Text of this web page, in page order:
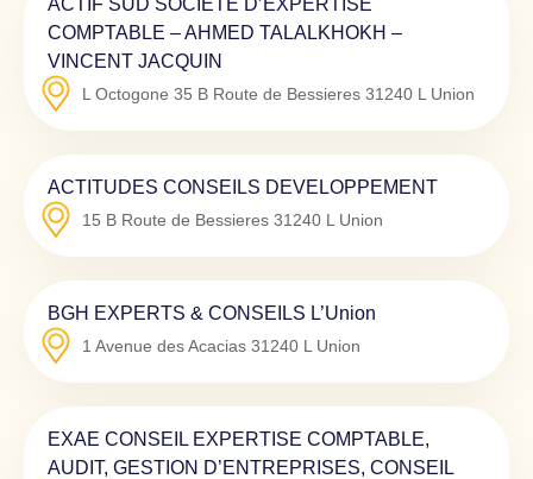
COMPTABLE – AHMED TALALKHOKH –
VINCENT JACQUIN
L Octogone 35 B Route de Bessieres 31240 L Union
ACTITUDES CONSEILS DEVELOPPEMENT
15 B Route de Bessieres 31240 L Union
BGH EXPERTS & CONSEILS L’Union
1 Avenue des Acacias 31240 L Union
EXAE CONSEIL EXPERTISE COMPTABLE,
AUDIT, GESTION D’ENTREPRISES, CONSEIL